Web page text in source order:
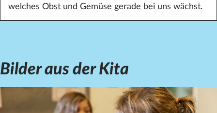
welches Obst und Gemüse gerade bei uns wächst.
Bilder aus der Kita